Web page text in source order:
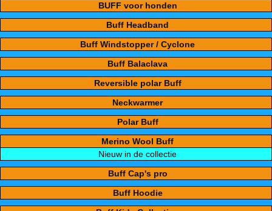
BUFF voor honden
Buff Headband
Buff Windstopper / Cyclone
Buff Balaclava
Reversible polar Buff
Neckwarmer
Polar Buff
Merino Wool Buff
Nieuw in de collectie
Buff Cap's pro
Buff Hoodie